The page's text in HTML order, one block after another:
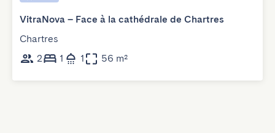
VitraNova – Face à la cathédrale de Chartres
Chartres
2
1 1 56 m²